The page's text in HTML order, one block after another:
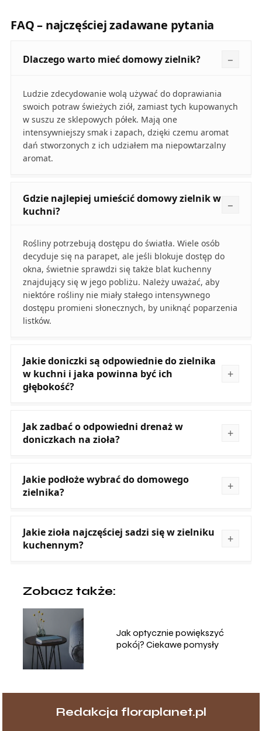
FAQ – najczęściej zadawane pytania
Dlaczego warto mieć domowy zielnik?
Ludzie zdecydowanie wolą używać do doprawiania
swoich potraw świeżych ziół, zamiast tych kupowanych
w suszu ze sklepowych półek. Mają one
intensywniejszy smak i zapach, dzięki czemu aromat
dań stworzonych z ich udziałem ma niepowtarzalny
aromat.
Gdzie najlepiej umieścić domowy zielnik w
kuchni?
Rośliny potrzebują dostępu do światła. Wiele osób
decyduje się na parapet, ale jeśli blokuje dostęp do
okna, świetnie sprawdzi się także blat kuchenny
znajdujący się w jego pobliżu. Należy uważać, aby
niektóre rośliny nie miały stałego intensywnego
dostępu promieni słonecznych, by uniknąć poparzenia
listków.
Jakie doniczki są odpowiednie do zielnika
w kuchni i jaka powinna być ich
głębokość?
Jak zadbać o odpowiedni drenaż w
doniczkach na zioła?
Jakie podłoże wybrać do domowego
zielnika?
Jakie zioła najczęściej sadzi się w zielniku
kuchennym?
Zobacz także:
Jak optycznie powiększyć
pokój? Ciekawe pomysły
Redakcja floraplanet.pl